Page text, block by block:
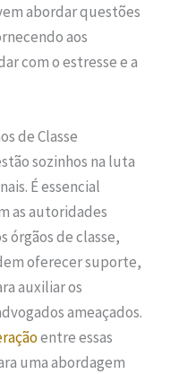
abordar questões
aos
com o estresse e a
de Classe
sozinhos na luta
É essencial
as autoridades
órgãos de classe,
oferecer suporte,
auxiliar os
ameaçados.
entre essas
uma abordagem